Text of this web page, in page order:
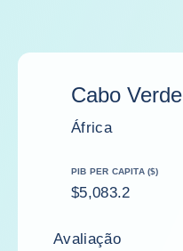
Cabo Verde
África
PIB PER CAPITA ($)
$5,083.2
Avaliação